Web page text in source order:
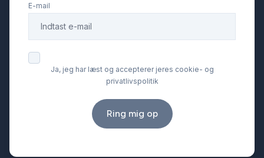
E-mail
Ja, jeg har læst og accepterer jeres cookie- og
privatlivspolitik
Ring mig op